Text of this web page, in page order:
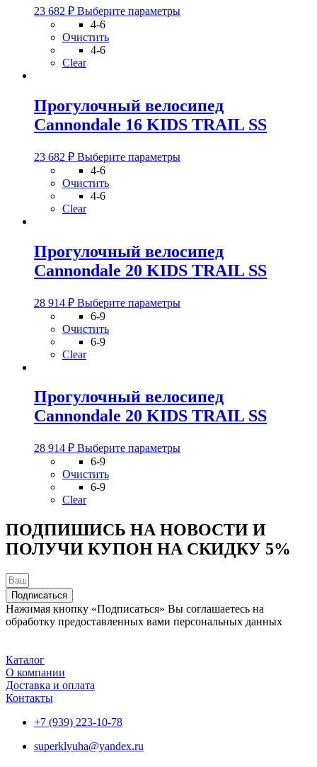
23 682 ₽ Выберите параметрыЭтот
на
странице
товара.
4-6
Очистить
4-6
Clear
Прогулочный велосипед
Cannondale 16 KIDS TRAIL SS
23 682 ₽ Выберите параметрыЭтот
на
странице
товара.
4-6
Очистить
4-6
Clear
Прогулочный велосипед
Cannondale 20 KIDS TRAIL SS
28 914 ₽ Выберите параметрыЭтот
на
странице
товара.
6-9
Очистить
6-9
Clear
Прогулочный велосипед
Cannondale 20 KIDS TRAIL SS
28 914 ₽ Выберите параметрыЭтот
можно
выбрать
на
6-9
Очистить
6-9
Clear
ПОДПИШИСЬ НА НОВОСТИ И
ПОЛУЧИ КУПОН НА СКИДКУ 5%
Подписаться
Нажимая кнопку «Подписаться» Вы соглашаетесь на
обработку предоставленных вами персональных данных
Каталог
О компании
Доставка и оплата
Контакты
+7 (939) 223-10-78
superklyuha@yandex.ru